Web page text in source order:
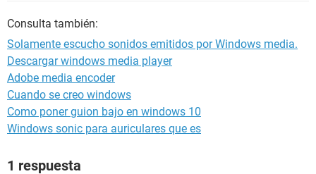
Consulta también:
Solamente escucho sonidos emitidos por Windows media.
Descargar windows media player
Adobe media encoder
Cuando se creo windows
Como poner guion bajo en windows 10
Windows sonic para auriculares que es
1 respuesta